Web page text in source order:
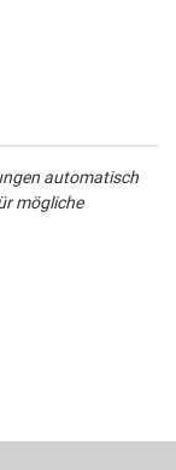
automatisch
mögliche